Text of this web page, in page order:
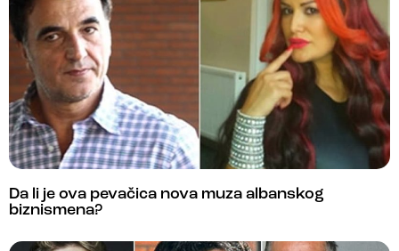
Da li je ova pevačica nova muza albanskog
biznismena?